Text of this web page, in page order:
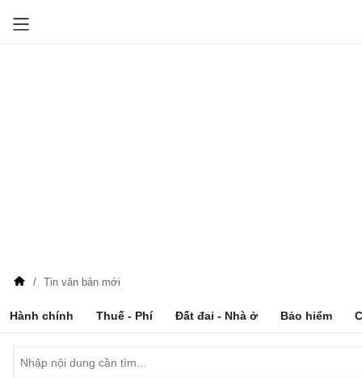
Tin văn bản mới
Hành chính Thuế - Phí Đất đai - Nhà ở Bảo hiểm